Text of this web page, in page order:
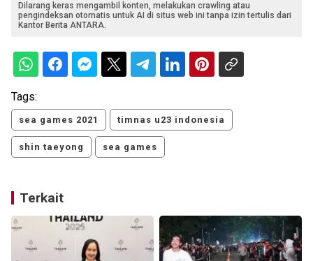
Dilarang keras mengambil konten, melakukan crawling atau
pengindeksan otomatis untuk AI di situs web ini tanpa izin tertulis dari
Kantor Berita ANTARA.
Tags:
sea games 2021 timnas u23 indonesia
shin taeyong sea games
Terkait